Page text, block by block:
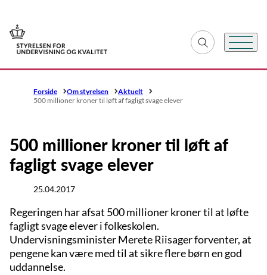
Gå til forsiden Fold søgefelt ud
Menu
Forside Om styrelsen
Aktuelt
500 millioner kroner til løft af fagligt svage elever
500 millioner kroner til løft af
fagligt svage elever
25.04.2017
Regeringen har afsat 500 millioner kroner til at løfte
fagligt svage elever i folkeskolen.
Undervisningsminister Merete Riisager forventer, at
pengene kan være med til at sikre flere børn en god
uddannelse.